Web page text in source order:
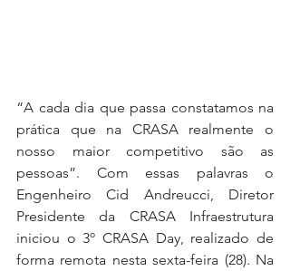
“A cada dia que passa constatamos na
prática que na CRASA realmente o
nosso maior competitivo são as
pessoas”. Com essas palavras o
Engenheiro Cid Andreucci, Diretor
Presidente da CRASA Infraestrutura
iniciou o 3º CRASA Day, realizado de
forma remota nesta sexta-feira (28). Na